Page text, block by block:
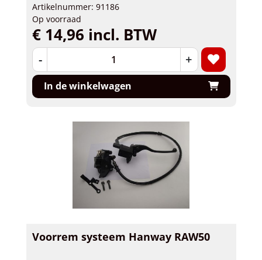
Artikelnummer: 91186
Op voorraad
€ 14,96 incl. BTW
- +
In de winkelwagen
Voorrem systeem Hanway RAW50